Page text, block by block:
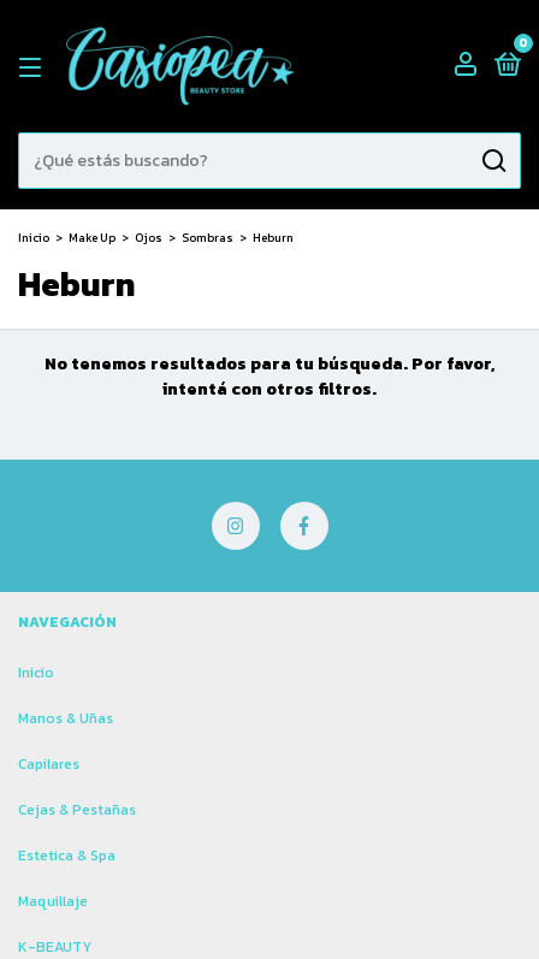
0
Inicio > Make Up > Ojos > Sombras > Heburn
Heburn
No tenemos resultados para tu búsqueda. Por favor,
intentá con otros filtros.
NAVEGACIÓN
Inicio
Manos & Uñas
Capilares
Cejas & Pestañas
Estetica & Spa
Maquillaje
K-BEAUTY